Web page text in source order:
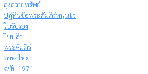
ถุงถวายทรัพย์
ปฏิทินข้อพระคัมภีร์หนุนใจ
ใบรับรอง
ใบปลิว
พระคัมภีร์
ภาษาไทย
ฉบับ 1971